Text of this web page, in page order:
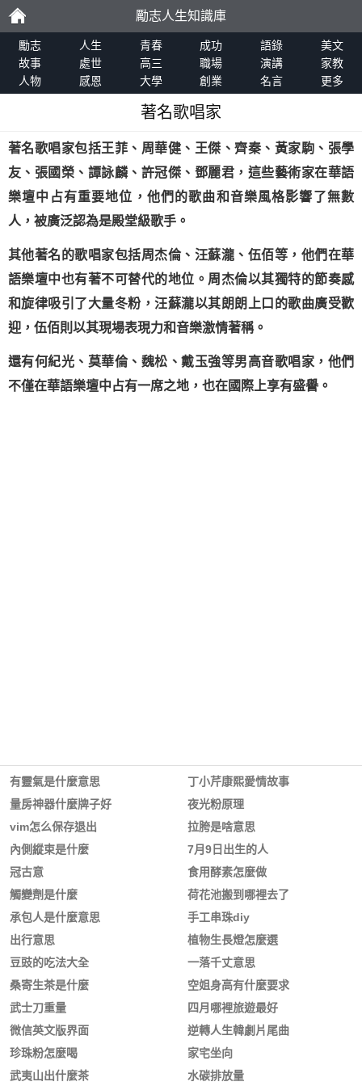
勵
志
勵志人生知識庫
勵志 人生 青春 成功 語錄
美文
故事
處世 高三 職場 演講
家教
人物
感恩 大學 創業 名言 更多
著名歌唱家
著名歌唱家包括王菲 、 周華健 、王傑、齊秦、 黃家駒 、 張學
友 、 張國榮 、 譚詠麟、 許冠傑 、 鄧麗君 ，這些藝術家在華語
樂壇中占有重要地位，他們的歌曲和音樂風格影響了無數
人，被廣泛認為是殿堂級歌手。
其他著名的歌唱家包括周杰倫、汪蘇瀧、伍佰等，他們在華
語樂壇中也有著不可替代的地位。周杰倫以其獨特的節奏感
和旋律吸引了大量冬粉，汪蘇瀧以其朗朗上口的歌曲廣受歡
迎，伍佰則以其現場表現力和音樂激情著稱。
還有何紀光 、莫華倫、魏松、戴玉強等男高音歌唱家，他們
不僅在華語樂壇中占有一席之地，也在國際上享有盛譽。
有靈氣是什麼意思
量房神器什麼牌子好
vim怎么保存退出
內側縱束是什麼
冠古意
觸變劑是什麼
承包人是什麼意思
出行意思
豆豉的吃法大全
桑寄生茶是什麼
武士刀重量
微信英文版界面
珍珠粉怎麼喝
武夷山出什麼茶
丁小芹康熙愛情故事
夜光粉原理
拉胯是啥意思
7月9日出生的人
食用酵素怎麼做
荷花池搬到哪裡去了
手工串珠diy
植物生長燈怎麼選
一落千丈意思
空姐身高有什麼要求
四月哪裡旅遊最好
逆轉人生韓劇片尾曲
家宅坐向
水碳排放量